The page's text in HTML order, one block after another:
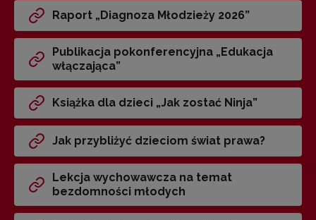
Raport „Diagnoza Młodzieży 2026”
Publikacja pokonferencyjna „Edukacja
włączająca”
Książka dla dzieci „Jak zostać Ninja”
Jak przybliżyć dzieciom świat prawa?
Lekcja wychowawcza na temat
bezdomności młodych